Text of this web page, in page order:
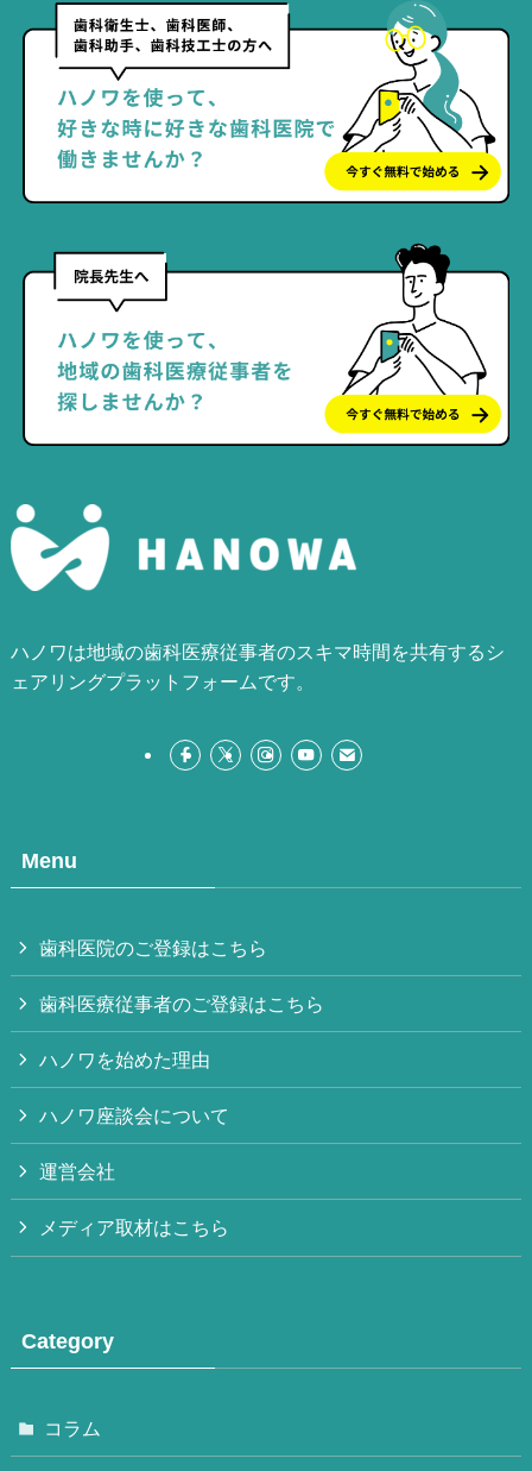
ハノワは地域の歯科医療従事者のスキマ時間を共有するシ
ェアリングプラットフォームです。
Menu
歯科医院のご登録はこちら
歯科医療従事者のご登録はこちら
ハノワを始めた理由
ハノワ座談会について
運営会社
メディア取材はこちら
Category
コラム